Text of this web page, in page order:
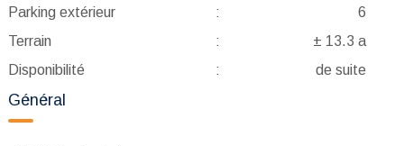
Parking extérieur
:
6
Terrain
:
± 13.3 a
Disponibilité
: de suite
Général